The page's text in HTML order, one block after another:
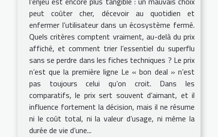
peut coûter cher, décevoir au quotidien et
enfermer l’utilisateur dans un écosystème fermé.
Quels critères comptent vraiment, au-delà du prix
affiché, et comment trier l’essentiel du superflu
sans se perdre dans les fiches techniques ? Le prix
n’est que la première ligne Le « bon deal » n’est
pas toujours celui qu’on croit. Dans les
comparatifs, le prix sert souvent d’aimant, et il
influence fortement la décision, mais il ne résume
ni le coût total, ni la valeur d’usage, ni même la
durée de vie d’une...